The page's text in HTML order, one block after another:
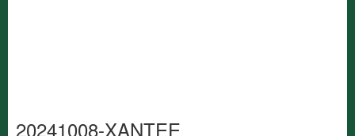
20241008-XANTEE